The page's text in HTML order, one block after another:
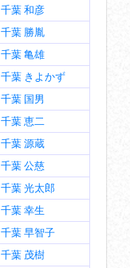
千葉 和彦
千葉 勝胤
千葉 亀雄
千葉 きよかず
千葉 国男
千葉 恵二
千葉 源蔵
千葉 公慈
千葉 光太郎
千葉 幸生
千葉 早智子
千葉 茂樹